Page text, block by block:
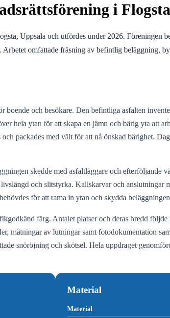
i
Uppsala och utfördes under 2026.
omfattade fräsning av befintlig beläggning,
och besökare. Den befintliga asfalten
hela ytan för att skapa en jämn och bärig yta att
packades med vält för att nå önskad bärighet.
skedde med asfaltläggare och efterföljande
och slitstyrka. Kallskarvar och
för att rama in ytan och skydda
färg. Antalet platser och deras bredd
mätningar av lutningar samt fotodokumentation
snöröjning och skötsel. Hela uppdraget
Material
Material